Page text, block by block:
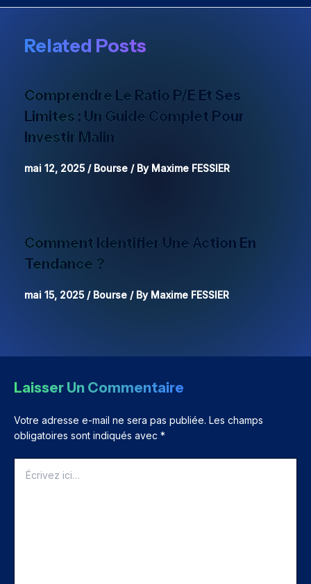
Related Posts
Comprendre Le Ratio P/E Et Ses
Limites : Un Guide Complet Pour
Investir Malin
mai 12, 2025 / Bourse / By Maxime FESSIER
Comment Identifier Une Action En
Tendance ?
mai 15, 2025 / Bourse / By Maxime FESSIER
Laisser Un Commentaire
Votre adresse e-mail ne sera pas publiée. Les champs
obligatoires sont indiqués avec *
ici…